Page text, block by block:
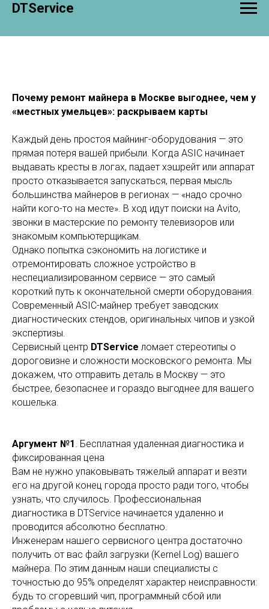
DTService
Почему ремонт майнера в Москве выгоднее, чем у
«местных умельцев»: раскрываем карты
Каждый день простоя майнинг-оборудования — это
прямая потеря вашей прибыли. Когда ASIC начинает
выдавать кресты в логах, падает хэшрейт или аппарат
просто отказывается запускаться, первая мысль
большинства майнеров в регионах — «надо срочно
найти кого-то на месте». В ход идут поиски на Avito,
звонки в мастерские по ремонту телевизоров или
знакомым компьютерщикам.
Однако попытка сэкономить на логистике и
отремонтировать сложное устройство в
неспециализированном сервисе — это самый
короткий путь к окончательной смерти оборудования.
Современный ASIC-майнер требует заводских
диагностических стендов, оригинальных чипов и узкой
экспертизы.
Сервисный центр DTService ломает стереотипы о
дороговизне и сложности московского ремонта. Мы
докажем, что отправить деталь в Москву — это
быстрее, безопаснее и гораздо выгоднее для вашего
кошелька.
Аргумент №1. Бесплатная удаленная диагностика и
фиксированная цена
Вам не нужно упаковывать тяжелый аппарат и везти
его на другой конец города просто ради того, чтобы
узнать, что случилось. Профессиональная
диагностика в DTService начинается удаленно и
проводится абсолютно бесплатно.
Инженерам нашего сервисного центра достаточно
получить от вас файл загрузки (Kernel Log) вашего
майнера. По этим данным наши специалисты с
точностью до 95% определят характер неисправности:
будь то сгоревший чип, программный сбой или